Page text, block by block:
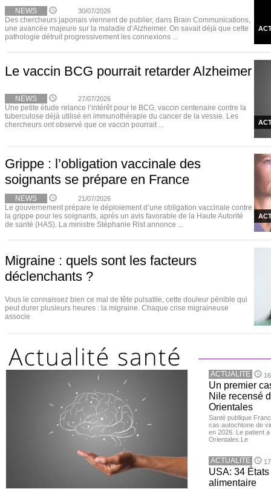
NEWS 30/07/2026
Des chercheurs japonais viennent de publier, dans Brain Communications,
une avancée majeure sur la maladie d’Alzheimer. On savait déjà que cette
pathologie détruit progressivement les connexions ...
Le vaccin BCG pourrait retarder Alzheimer
NEWS 27/07/2026
Une petite étude relance l’intérêt pour le BCG, vaccin centenaire contre la
tuberculose déjà utilisé en immunothérapie du cancer de la vessie. Les
chercheurs ont observé que ce vaccin pourrait ...
Grippe : l’obligation vaccinale des
soignants se prépare en France
NEWS 21/07/2026
Le gouvernement prépare le déploiement d’une obligation vaccinale contre
la grippe pour les soignants, après un avis favorable de la Haute Autorité
de santé (HAS). La ministre Stéphanie Rist annonce ...
Migraine : quels sont les facteurs
déclenchants ?
Vous le connaissez bien ce mal de tête pulsatile, cette douleur pénible qui
peut durer plusieurs heures : la migraine. Chaque crise migraineuse
associe
ACTUALITE
Un premier
Nile recensé
Orientales
Santé publique
cas autochtone de
en 2026. Le patient
Orientales.Le
ACTUALITE
USA: 34
alimentaire